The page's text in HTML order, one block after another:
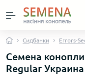
Сидбанки Errors-
Семена
Regular Украина